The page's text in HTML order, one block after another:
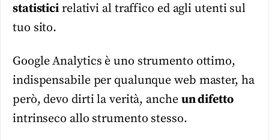
statistici relativi al traffico ed agli utenti sul
tuo sito.
Google Analytics è uno strumento ottimo,
indispensabile per qualunque web master, ha
però, devo dirti la verità, anche un difetto
intrinseco allo strumento stesso.